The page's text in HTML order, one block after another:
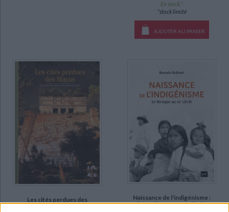
En stock *
*stock limité
AJOUTER AU PANIER
Les cités perdues des
Mayas
Naissance de l'indigénisme :
le Mexique au XXe siècle